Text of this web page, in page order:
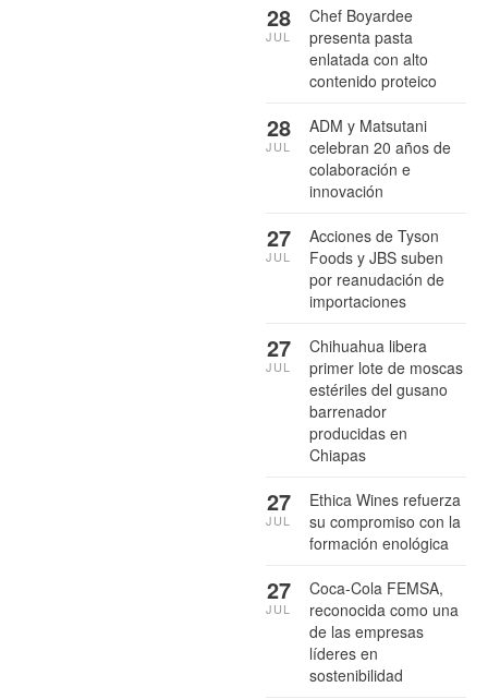
Chef Boyardee
presenta pasta
enlatada con alto
contenido proteico
28
JUL
ADM y Matsutani
celebran 20 años de
colaboración e
innovación
28
JUL
Acciones de Tyson
Foods y JBS suben
por reanudación de
importaciones
27
JUL
Chihuahua libera
primer lote de moscas
estériles del gusano
barrenador
producidas en
Chiapas
27
JUL
Ethica Wines refuerza
su compromiso con la
formación enológica
27
JUL
Coca-Cola FEMSA,
reconocida como una
de las empresas
líderes en
sostenibilidad
27
JUL